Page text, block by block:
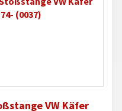
VW Käfer